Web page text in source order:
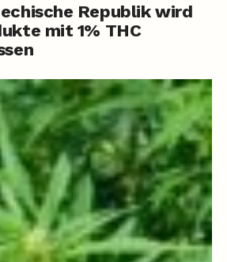
Republik wird
mit 1% THC